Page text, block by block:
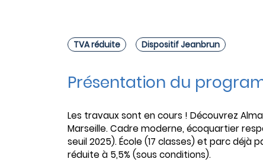
TVA réduite Dispositif Jeanbrun
Présentation du
Les travaux sont en cours ! Découvrez
Marseille. Cadre moderne, écoquartier
seuil 2025). École (17 classes) et parc
réduite à 5,5% (sous conditions).